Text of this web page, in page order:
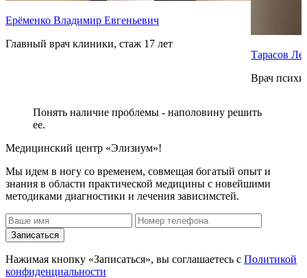
Ерёменко Владимир Евгеньевич
Главный врач клиники, стаж 17 лет
Тарасов
Врач
Понять наличие проблемы - наполовину решить
ее.
Медицинский центр «Элизиум»!
Мы идем в ногу со временем, совмещая богатый опыт и
знания в области практической медицины с новейшими
методиками диагностики и лечения зависимстей.
Записаться
Нажимая кнопку «Записаться», вы соглашаетесь с Политикой
конфиденциальности